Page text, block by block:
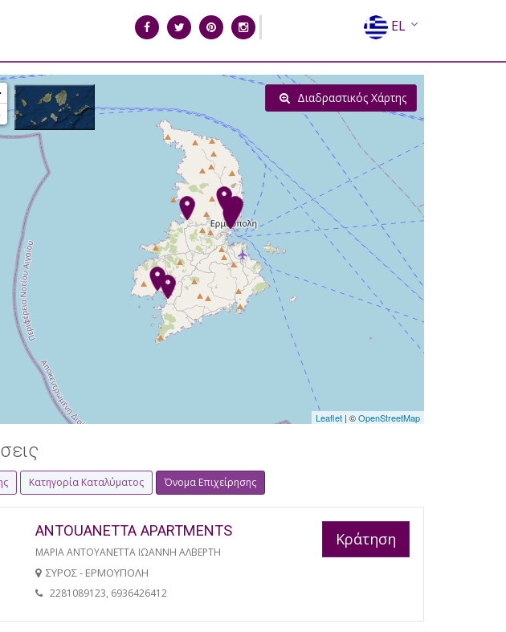
EL
EN
FR
ES
RU
CN
ΒΑΠΟΡΙΑ ΕΡΜΟΥΠΟΛΗ
Leaflet | ©OpenStreetMap
Διαδραστικός Χάρτης
Κατηγορία Καταλύματος Όνομα Επιχείρησης
ANTOUANETTA APARTMENTS
ΜΑΡΙΑ ΑΝΤΟΥΑΝΕΤΤΑ ΙΩΑΝΝΗ ΑΛΒΕΡΤΗ
ΣΥΡΟΣ - ΕΡΜΟΥΠΟΛΗ
2281089123, 6936426412
Κράτηση